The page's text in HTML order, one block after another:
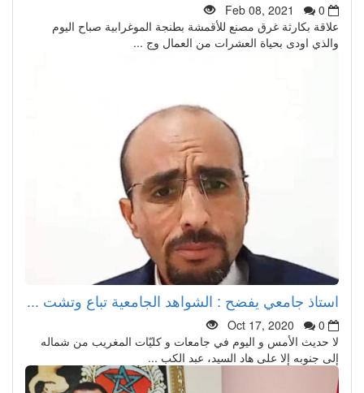
Feb 08, 2021
0
علاقة بكارثة غرق مصنع للأقمشة بطنجة الموغرابية صباح اليوم
والذي اودى بحياة العشرات من العمال وج ...
استاذ جامعي يفضح : الشواهد الجامعية تباع وتشت ...
Oct 17, 2020
0
لا حديث الأمس و اليوم في جامعات و كليّات المغريب من شماله
إلى جنوبه إلا على هاد السيد، عبد الكب ...